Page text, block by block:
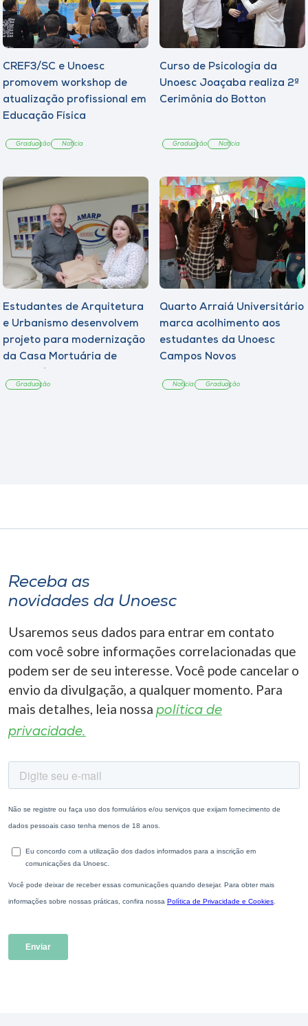
CREF3/SC e Unoesc
promovem workshop de
atualização profissional em
Educação Física
Graduação Notícia
Curso de Psicologia da
Unoesc Joaçaba realiza 2ª
Cerimônia do Botton
Graduação Notícia
Estudantes de Arquitetura
e Urbanismo desenvolvem
projeto para modernização
da Casa Mortuária de
Graduação
Quarto Arraiá Universitário
marca acolhimento aos
estudantes da Unoesc
Campos Novos
Notícia Graduação
Receba as
novidades da Unoesc
Usaremos seus dados para entrar em contato
com você sobre informações correlacionadas que
podem ser de seu interesse. Você pode cancelar o
envio da divulgação, a qualquer momento. Para
mais detalhes, leia nossa política de
privacidade.